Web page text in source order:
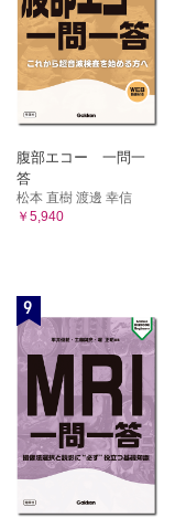
腹部エコー 一問一
答
松本 直樹 渡邊 幸信
￥5,940
9